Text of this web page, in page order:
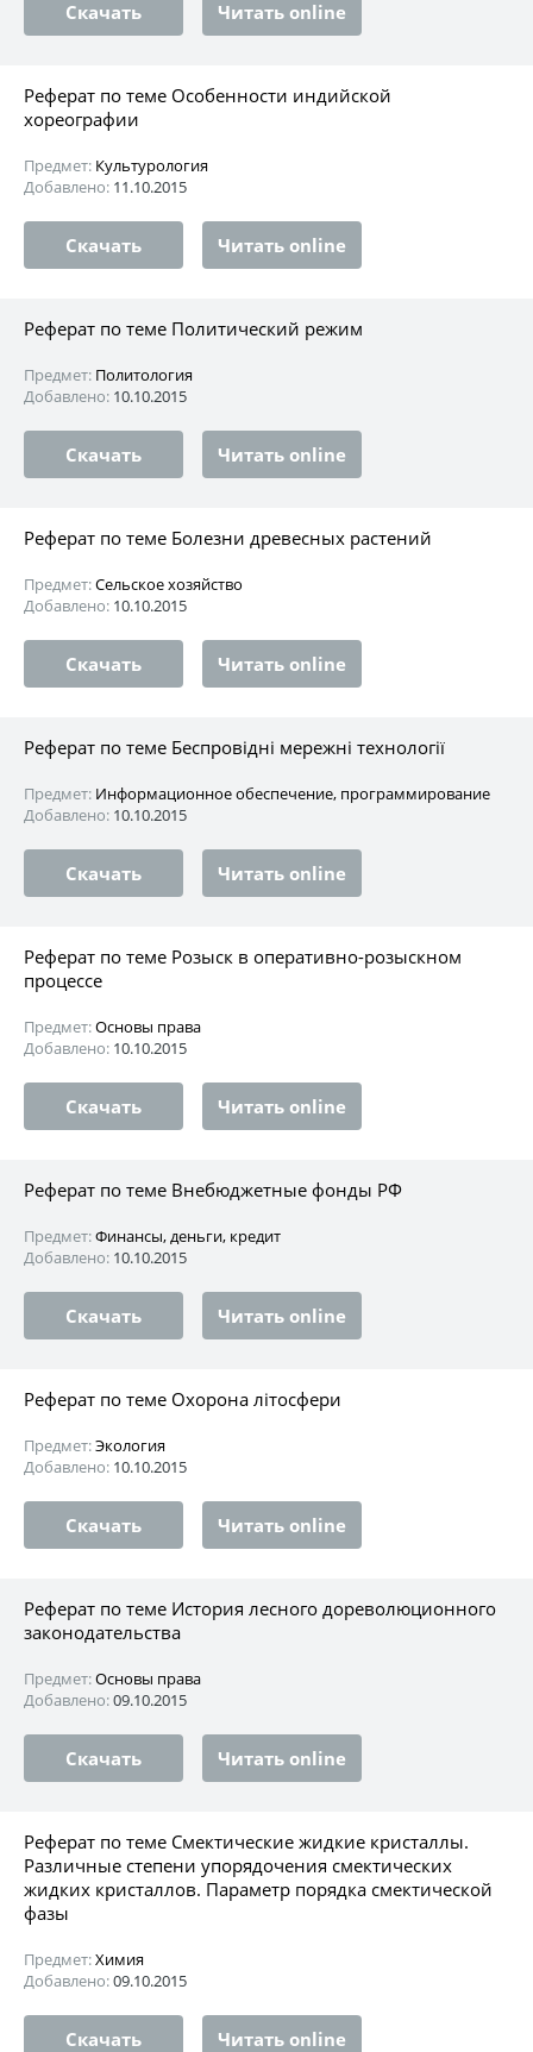
Скачать Читать online
Реферат по теме Особенности индийской
хореографии
Предмет: Культурология
Добавлено: 11.10.2015
Скачать Читать online
Реферат по теме Политический режим
Предмет: Политология
Добавлено: 10.10.2015
Скачать Читать online
Реферат по теме Болезни древесных растений
Предмет:Сельское хозяйство
Добавлено: 10.10.2015
Скачать Читать online
Реферат по теме Беспровідні мережні технології
Предмет: Информационное обеспечение, программирование
Добавлено: 10.10.2015
Скачать Читать online
Реферат по теме Розыск в оперативно-розыскном
процессе
Предмет:Основы права
Добавлено: 10.10.2015
Скачать Читать online
Реферат по теме Внебюджетные фонды РФ
Предмет:Финансы, деньги, кредит
Добавлено: 10.10.2015
Скачать Читать online
Реферат по теме Охорона літосфери
Предмет:Экология
Добавлено: 10.10.2015
Скачать Читать online
Реферат по теме История лесного дореволюционного
законодательства
Предмет:Основы права
Добавлено:09.10.2015
Скачать Читать online
Реферат по теме Смектические жидкие кристаллы.
Различные степени упорядочения смектических
жидких кристаллов. Параметр порядка смектической
фазы
Предмет:Химия
Добавлено:09.10.2015
Скачать Читать online